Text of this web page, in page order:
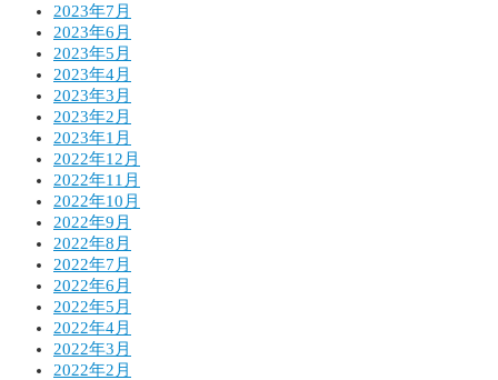
2023年7月
2023年6月
2023年5月
2023年4月
2023年3月
2023年2月
2023年1月
2022年12月
2022年11月
2022年10月
2022年9月
2022年8月
2022年7月
2022年6月
2022年5月
2022年4月
2022年3月
2022年2月